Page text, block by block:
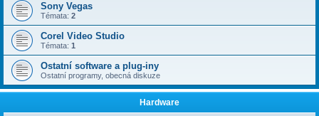
Sony Vegas
Témata: 2
Corel Video Studio
Témata: 1
Ostatní software a plug-iny
Ostatní programy, obecná diskuze
Hardware